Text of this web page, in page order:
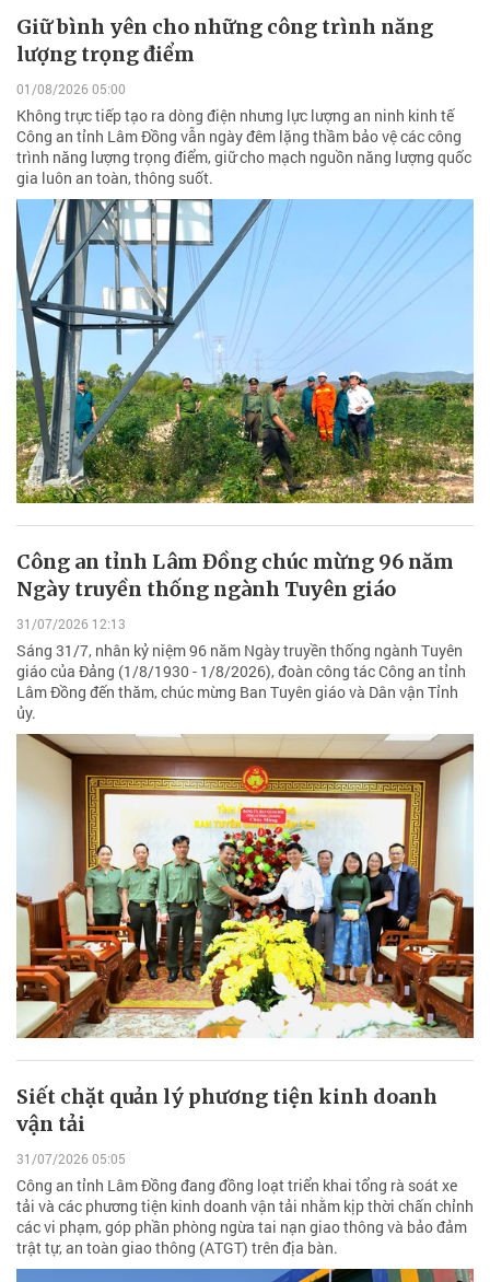
Giữ bình yên cho những công trình năng
lượng trọng điểm
01/08/2026 05:00
Không trực tiếp tạo ra dòng điện nhưng lực lượng an ninh kinh tế
Công an tỉnh Lâm Đồng vẫn ngày đêm lặng thầm bảo vệ các công
trình năng lượng trọng điểm, giữ cho mạch nguồn năng lượng quốc
gia luôn an toàn, thông suốt.
Công an tỉnh Lâm Đồng chúc mừng 96 năm
Ngày truyền thống ngành Tuyên giáo
31/07/2026 12:13
Sáng 31/7, nhân kỷ niệm 96 năm Ngày truyền thống ngành Tuyên
giáo của Đảng (1/8/1930 - 1/8/2026), đoàn công tác Công an tỉnh
Lâm Đồng đến thăm, chúc mừng Ban Tuyên giáo và Dân vận Tỉnh
ủy.
Siết chặt quản lý phương tiện kinh doanh
vận tải
31/07/2026 05:05
Công an tỉnh Lâm Đồng đang đồng loạt triển khai tổng rà soát xe
tải và các phương tiện kinh doanh vận tải nhằm kịp thời chấn chỉnh
các vi phạm, góp phần phòng ngừa tai nạn giao thông và bảo đảm
trật tự, an toàn giao thông (ATGT) trên địa bàn.